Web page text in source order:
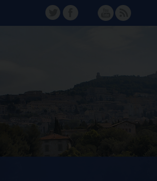
TW FB Instagram
YT FD